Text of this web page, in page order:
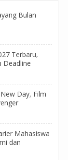
Bulan
Terbaru,
Deadline
Day, Film
Mahasiswa
dan